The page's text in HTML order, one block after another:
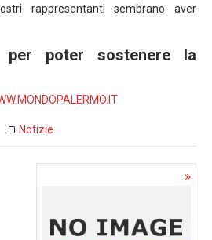
rappresentanti sembrano aver
per poter sostenere la
Notizie